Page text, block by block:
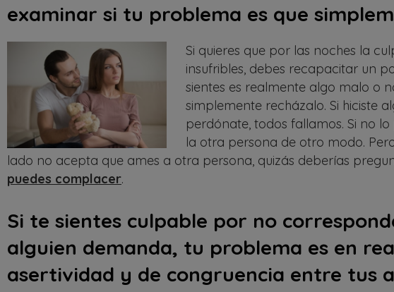
examinar si tu problema es que
Si quieres que por las noches la
insufribles, debes recapacitar un
sientes es realmente algo malo o
simplemente recházalo. Si hiciste
perdónate, todos fallamos. Si no
la otra persona de otro modo.
lado no acepta que ames a otra persona, quizás deberías
puedes complacer.
Si te sientes culpable por no
alguien demanda, tu problema es en
asertividad y de congruencia entre tus